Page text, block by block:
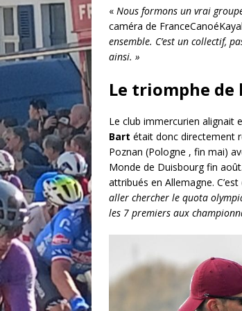
« Nous formons un vrai
caméra de
ensemble. C’est un collectif,
ainsi. »
Le triomphe de
Le club immercurien alignait
Bart était donc directement
Poznan (Pologne , fin mai)
Monde de Duisbourg fin
attribués en Allemagne.
aller chercher le quota
les 7 premiers aux